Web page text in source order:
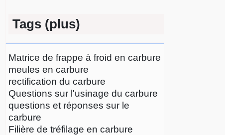
Tags (plus)
Matrice de frappe à froid en carbure
meules en carbure
rectification du carbure
Questions sur l'usinage du carbure
questions et réponses sur le
carbure
Filière de tréfilage en carbure